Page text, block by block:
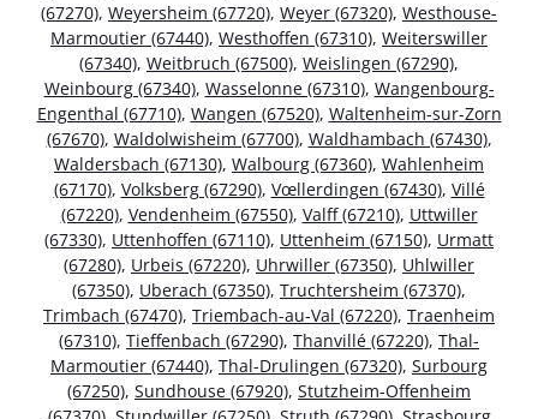
(67270), Weyersheim (67720), Weyer (67320), Westhouse-
Marmoutier (67440), Westhoffen (67310), Weiterswiller
(67340), Weitbruch (67500), Weislingen (67290),
Weinbourg (67340), Wasselonne (67310), Wangenbourg-
Engenthal (67710), Wangen (67520), Waltenheim-sur-Zorn
(67670), Waldolwisheim (67700), Waldhambach (67430),
Waldersbach (67130), Walbourg (67360), Wahlenheim
(67170), Volksberg (67290), Vœllerdingen (67430), Villé
(67220), Vendenheim (67550), Valff (67210), Uttwiller
(67330), Uttenhoffen (67110), Uttenheim (67150), Urmatt
(67280), Urbeis (67220), Uhrwiller (67350), Uhlwiller
(67350), Uberach (67350), Truchtersheim (67370),
Trimbach (67470), Triembach-au-Val (67220), Traenheim
(67310), Tieffenbach (67290), Thanvillé (67220), Thal-
Marmoutier (67440), Thal-Drulingen (67320), Surbourg
(67250), Sundhouse (67920), Stutzheim-Offenheim